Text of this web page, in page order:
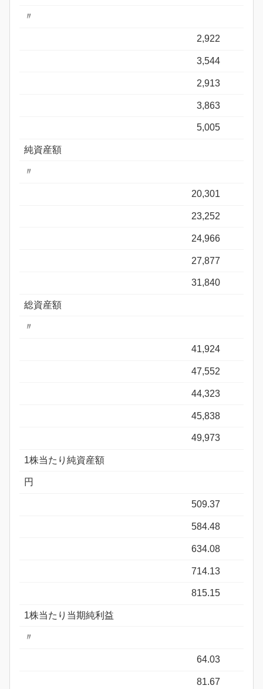
〃
2,922
3,544
2,913
3,863
5,005
純資産額
〃
20,301
23,252
24,966
27,877
31,840
総資産額
〃
41,924
47,552
44,323
45,838
49,973
1株当たり純資産額
円
509.37
584.48
634.08
714.13
815.15
1株当たり当期純利益
〃
64.03
81.67